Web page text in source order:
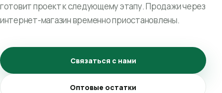
готовит проект к следующему этапу. Продажи через
интернет-магазин временно приостановлены.
Связаться с нами
Оптовые остатки